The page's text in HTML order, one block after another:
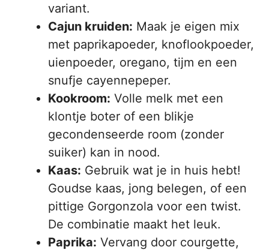
variant.
Cajun kruiden: Maak je eigen mix
met paprikapoeder, knoflookpoeder,
uienpoeder, oregano, tijm en een
snufje cayennepeper.
Kookroom: Volle melk met een
klontje boter of een blikje
gecondenseerde room (zonder
suiker) kan in nood.
Kaas: Gebruik wat je in huis hebt!
Goudse kaas, jong belegen, of een
pittige Gorgonzola voor een twist.
De combinatie maakt het leuk.
Paprika: Vervang door courgette,